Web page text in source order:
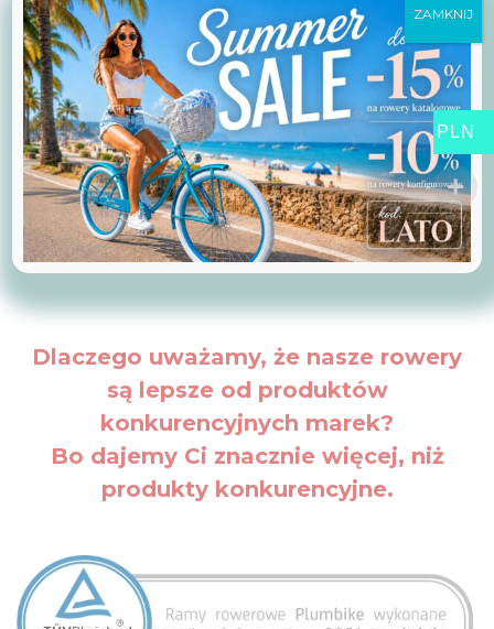
Dlaczego uważamy, że nasze rowery
są lepsze od produktów
konkurencyjnych marek?
Bo dajemy Ci znacznie więcej, niż
produkty konkurencyjne.
PLN
ZAMKNIJ